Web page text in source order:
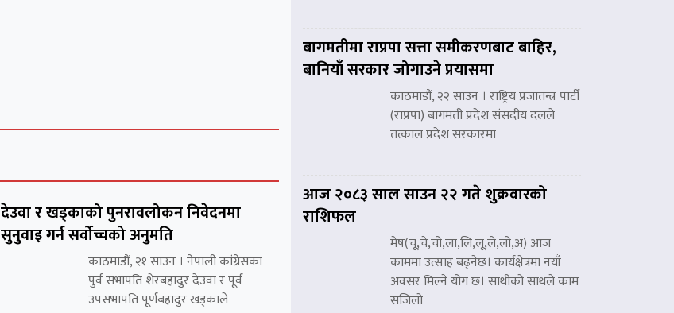
देउवा र खड्काको पुनरावलोकन निवेदनमा
सुनुवाइ गर्न सर्वोच्चको अनुमति
काठमाडौं, २१ साउन । नेपाली कांग्रेसका
पुर्व सभापति शेरबहादुर देउवा र पूर्व
उपसभापति पूर्णबहादुर खड्काले
बागमतीमा राप्रपा सत्ता समीकरणबाट बाहिर,
बानियाँ सरकार जोगाउने प्रयासमा
काठमाडौं, २२ साउन । राष्ट्रिय प्रजातन्त्र पार्टी
(राप्रपा) बागमती प्रदेश संसदीय दलले
तत्काल प्रदेश सरकारमा
आज २०८३ साल साउन २२ गते शुक्रवारको
राशिफल
मेष(चू,चे,चो,ला,लि,लू,ले,लो,अ) आज
काममा उत्साह बढ्नेछ। कार्यक्षेत्रमा नयाँ
अवसर मिल्ने योग छ। साथीको साथले काम
सजिलो